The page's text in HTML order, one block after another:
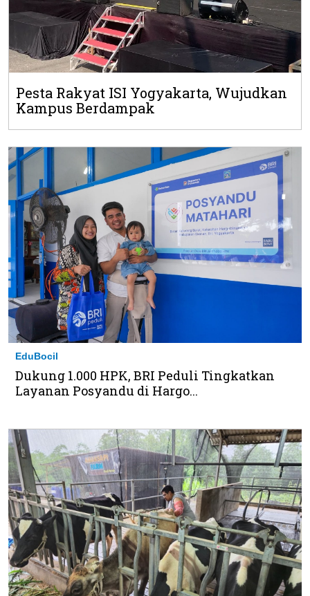
Pesta Rakyat ISI Yogyakarta, Wujudkan
Kampus Berdampak
EduBocil
Dukung 1.000 HPK, BRI Peduli Tingkatkan
Layanan Posyandu di Hargo...